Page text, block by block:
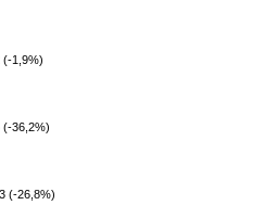
(-1,9%)
(-36,2%)
(-26,8%)